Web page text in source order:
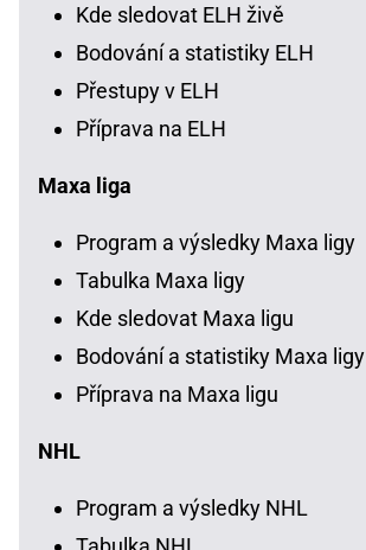
Kde sledovat ELH živě
Bodování a statistiky ELH
Přestupy v ELH
Příprava na ELH
Maxa liga
Program a výsledky Maxa ligy
Tabulka Maxa ligy
Kde sledovat Maxa ligu
Bodování a statistiky Maxa ligy
Příprava na Maxa ligu
NHL
Program a výsledky NHL